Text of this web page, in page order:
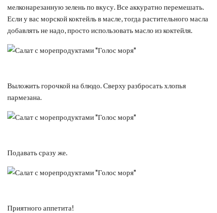
мелконарезанную зелень по вкусу. Все аккуратно перемешать.
Если у вас морской коктейль в масле, тогда растительного масла
добавлять не надо, просто использовать масло из коктейля.
Выложить горочкой на блюдо. Сверху разбросать хлопья
пармезана.
Подавать сразу же.
Приятного аппетита!